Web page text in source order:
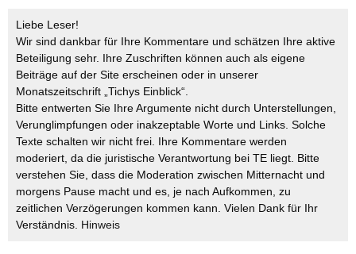
Liebe Leser!
Wir sind dankbar für Ihre Kommentare und schätzen Ihre aktive
Beteiligung sehr. Ihre Zuschriften können auch als eigene
Beiträge auf der Site erscheinen oder in unserer
Monatszeitschrift „Tichys Einblick“.
Bitte entwerten Sie Ihre Argumente nicht durch Unterstellungen,
Verunglimpfungen oder inakzeptable Worte und Links. Solche
Texte schalten wir nicht frei. Ihre Kommentare werden
moderiert, da die juristische Verantwortung bei TE liegt. Bitte
verstehen Sie, dass die Moderation zwischen Mitternacht und
morgens Pause macht und es, je nach Aufkommen, zu
zeitlichen Verzögerungen kommen kann. Vielen Dank für Ihr
Verständnis. Hinweis